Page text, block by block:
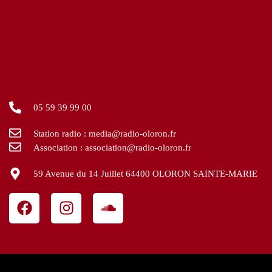
05 59 39 99 00
Station radio : media@radio-oloron.fr
Association : association@radio-oloron.fr
59 Avenue du 14 Juillet 64400 OLORON SAINTE-MARIE